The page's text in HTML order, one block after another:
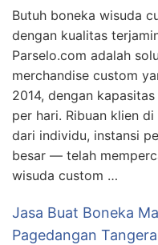
Butuh boneka wisuda
dengan kualitas
Parselo.com adalah
merchandise custom
2014, dengan
per hari. Ribuan klien
dari individu, instansi
besar — telah
wisuda custom …
Jasa Buat Boneka
Pagedangan